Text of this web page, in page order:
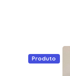
Produto